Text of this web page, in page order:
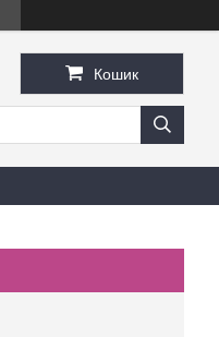
Кошик